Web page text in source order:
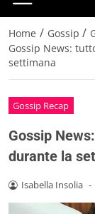
Home / Gossip /
Gossip News:
settimana
Gossip Recap
Gossip
durante la
Isabella Insolia -